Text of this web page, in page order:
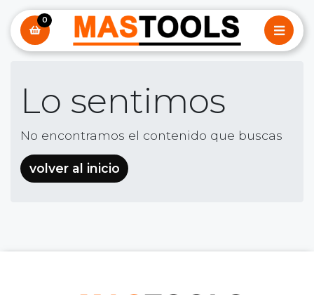
0
Lo sentimos
No encontramos el contenido que buscas
volver al inicio